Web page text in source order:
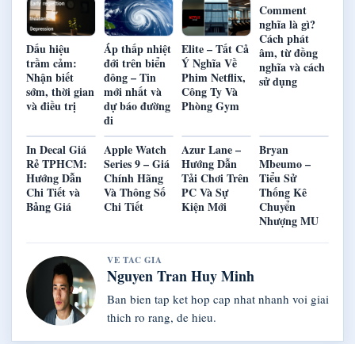
Dấu hiệu
trầm cảm:
Nhận biết
sớm, thời gian
và điều trị
Áp thấp nhiệt
đới trên biển
đông – Tin
mới nhất và
dự báo đường
đi
Elite – Tất Cả
Ý Nghĩa Về
Phim Netflix,
Công Ty Và
Phòng Gym
Comment
nghĩa là gì?
Cách phát
âm, từ đồng
nghĩa và cách
sử dụng
In Decal Giá
Rẻ TPHCM:
Hướng Dẫn
Chi Tiết và
Bảng Giá
Apple Watch
Series 9 – Giá
Chính Hãng
Và Thông Số
Chi Tiết
Azur Lane –
Hướng Dẫn
Tải Chơi Trên
PC Và Sự
Kiện Mới
Bryan
Mbeumo –
Tiểu Sử
Thống Kê
Chuyển
Nhượng MU
VE TAC GIA
Nguyen Tran Huy Minh
Ban bien tap ket hop cap nhat nhanh voi giai
thich ro rang, de hieu.